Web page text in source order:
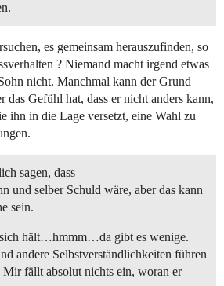
es gemeinsam herauszufinden, so
? Niemand macht irgend etwas
nicht. Manchmal kann der Grund
das Gefühl hat, dass er nicht anders kann,
ihn in die Lage versetzt, eine Wahl zu
sagen, dass
und selber Schuld wäre, aber das kann
sein.
sich hält…hmmm…da gibt es wenige.
andere Selbstverständlichkeiten führen
Mir fällt absolut nichts ein, woran er